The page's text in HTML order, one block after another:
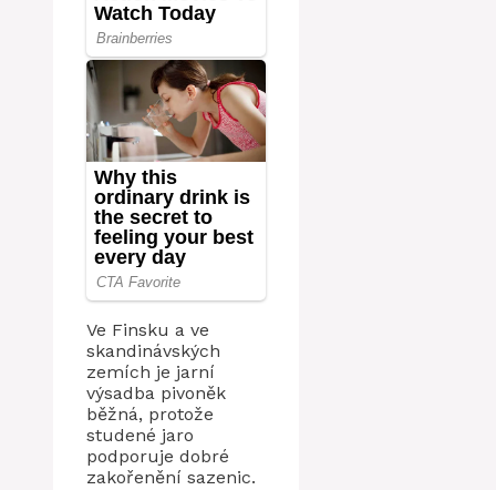
Ve Finsku a ve
skandinávských
zemích je jarní
výsadba pivoněk
běžná, protože
studené jaro
podporuje dobré
zakořenění sazenic.